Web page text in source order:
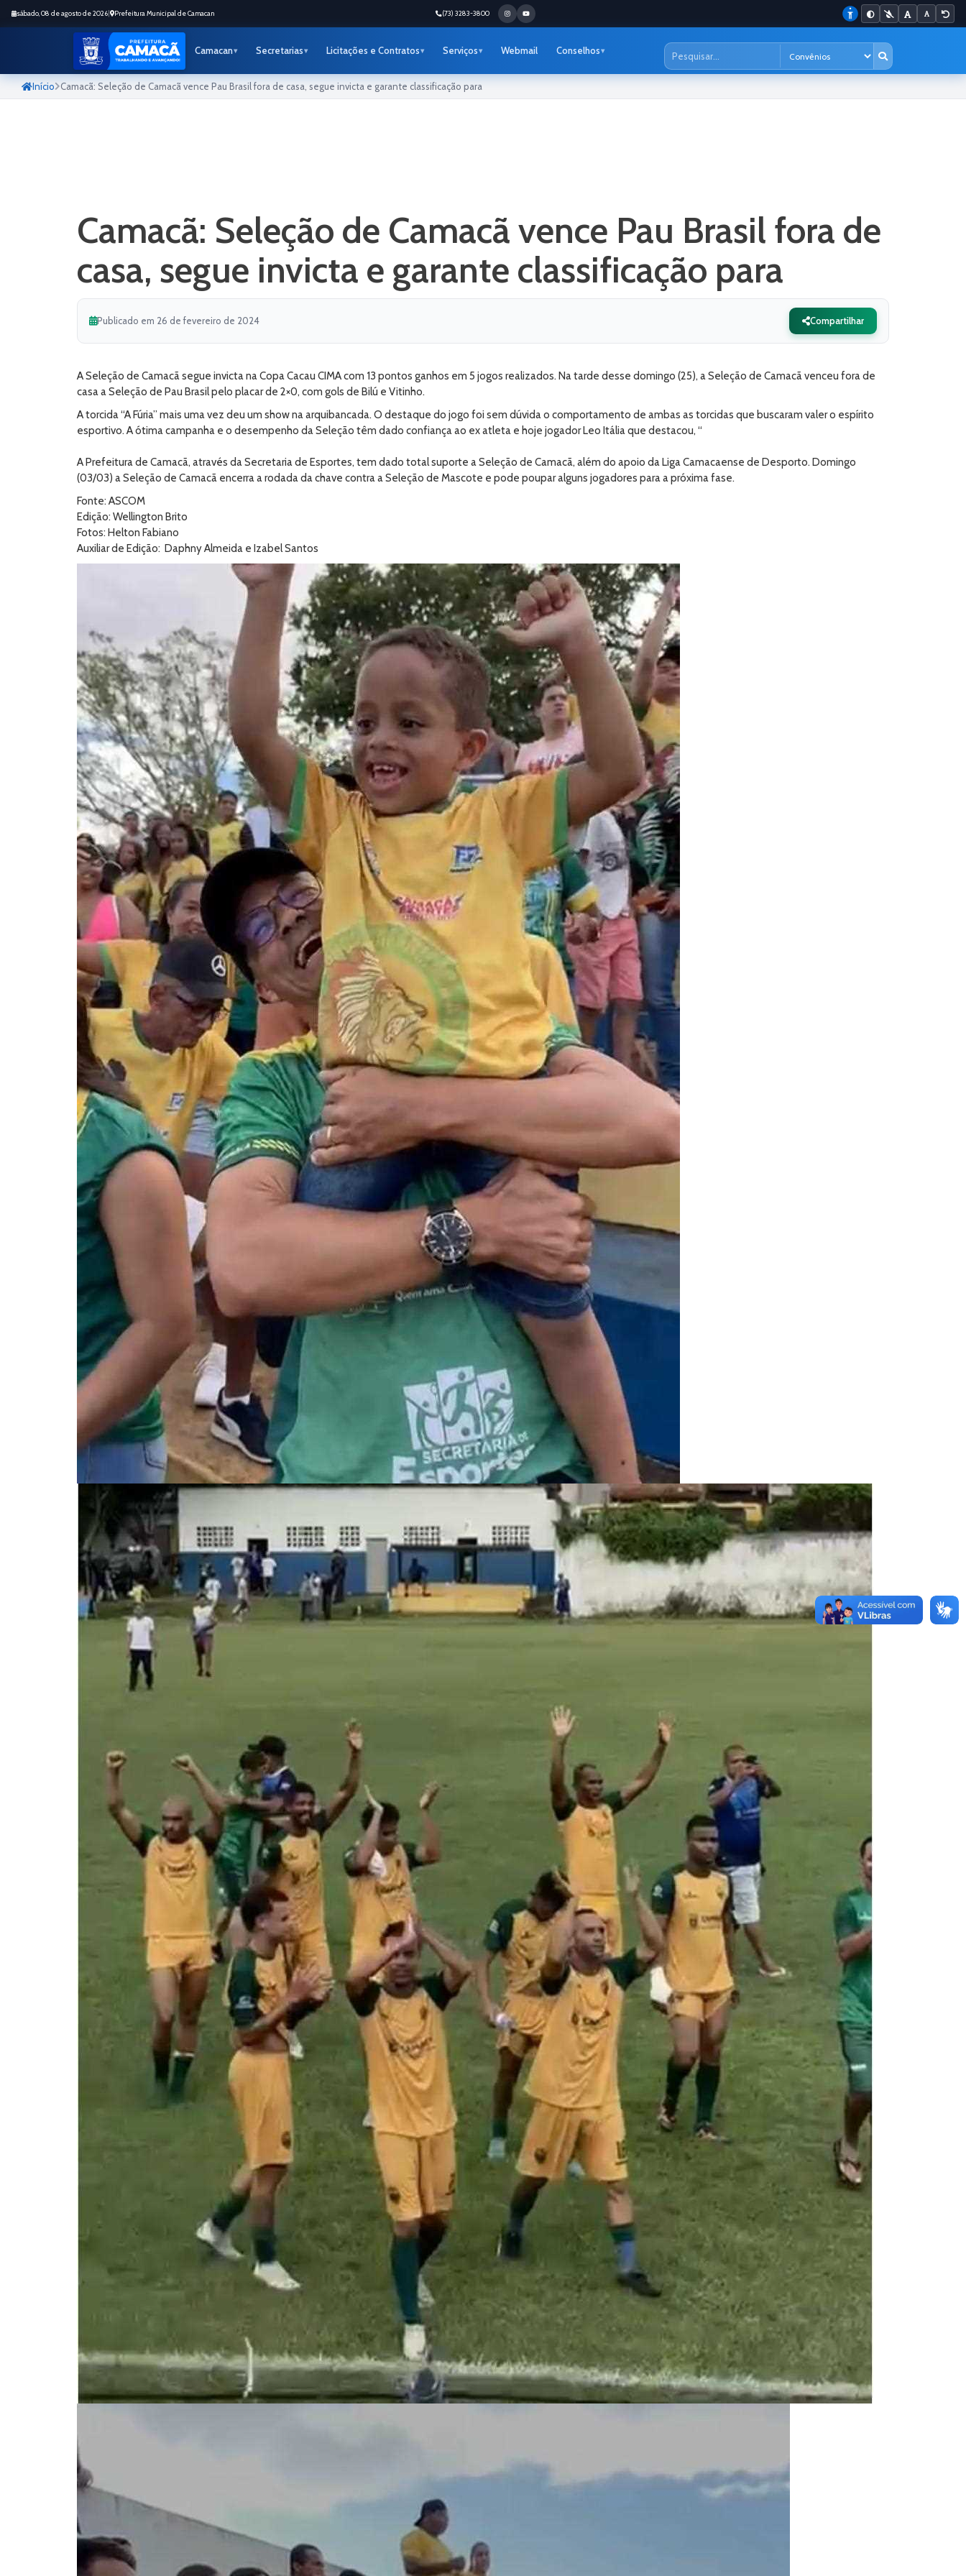
sábado, 08 de agosto de 2026 Prefeitura Municipal de Camacan (73) 3283-3800
Camacan Secretarias Licitações e Contratos Serviços Webmail Conselhos
Início Camacã: Seleção de Camacã vence Pau Brasil fora de casa, segue invicta e garante classificação para
Camacã: Seleção de Camacã vence Pau Brasil fora de
casa, segue invicta e garante classificação para
Publicado em 26 de fevereiro de 2024 Compartilhar
A Seleção de Camacã segue invicta na Copa Cacau CIMA com 13 pontos ganhos em 5 jogos realizados. Na tarde desse domingo (25), a Seleção de Camacã venceu fora de
casa a Seleção de Pau Brasil pelo placar de 2×0, com gols de Bilú e Vitinho.
A torcida “A Fúria” mais uma vez deu um show na arquibancada. O destaque do jogo foi sem dúvida o comportamento de ambas as torcidas que buscaram valer o espírito
esportivo. A ótima campanha e o desempenho da Seleção têm dado confiança ao ex atleta e hoje jogador Leo Itália que destacou, “
A Prefeitura de Camacã, através da Secretaria de Esportes, tem dado total suporte a Seleção de Camacã, além do apoio da Liga Camacaense de Desporto. Domingo
(03/03) a Seleção de Camacã encerra a rodada da chave contra a Seleção de Mascote e pode poupar alguns jogadores para a próxima fase.
Fonte: ASCOM
Edição: Wellington Brito
Fotos: Helton Fabiano
Auxiliar de Edição: Daphny Almeida e Izabel Santos